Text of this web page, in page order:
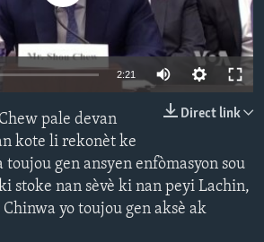
2:21
Direct link
pale devan
kote li rekonèt ke
gen ansyen enfòmasyon sou
stoke nan sèvè ki nan peyi Lachin,
yo toujou gen aksè ak